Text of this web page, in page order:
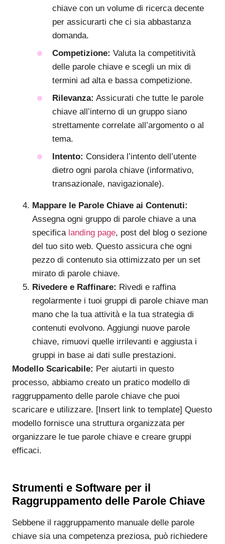
chiave con un volume di ricerca decente
per assicurarti che ci sia abbastanza
domanda.
Competizione: Valuta la competitività
delle parole chiave e scegli un mix di
termini ad alta e bassa competizione.
Rilevanza: Assicurati che tutte le parole
chiave all’interno di un gruppo siano
strettamente correlate all’argomento o al
tema.
Intento: Considera l’intento dell’utente
dietro ogni parola chiave (informativo,
transazionale, navigazionale).
Mappare le Parole Chiave ai Contenuti:
Assegna ogni gruppo di parole chiave a una
specifica landing page, post del blog o sezione
del tuo sito web. Questo assicura che ogni
pezzo di contenuto sia ottimizzato per un set
mirato di parole chiave.
Rivedere e Raffinare: Rivedi e raffina
regolarmente i tuoi gruppi di parole chiave man
mano che la tua attività e la tua strategia di
contenuti evolvono. Aggiungi nuove parole
chiave, rimuovi quelle irrilevanti e aggiusta i
gruppi in base ai dati sulle prestazioni.
Modello Scaricabile: Per aiutarti in questo
processo, abbiamo creato un pratico modello di
raggruppamento delle parole chiave che puoi
scaricare e utilizzare. [Insert link to template] Questo
modello fornisce una struttura organizzata per
organizzare le tue parole chiave e creare gruppi
efficaci.
Strumenti e Software per il
Raggruppamento delle Parole Chiave
Sebbene il raggruppamento manuale delle parole
chiave sia una competenza preziosa, può richiedere